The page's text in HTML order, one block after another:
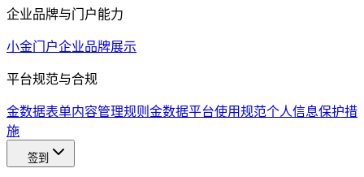
企业品牌与门户能力
小金门户企业品牌展示
平台规范与合规
金数据表单内容管理规则金数据平台使用规范个人信息保护措
施
签到